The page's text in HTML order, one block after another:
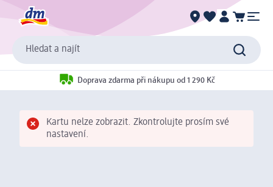
Hledat a najít
Doprava zdarma při nákupu od 1 290 Kč
Kartu nelze zobrazit. Zkontrolujte prosím své
nastavení.